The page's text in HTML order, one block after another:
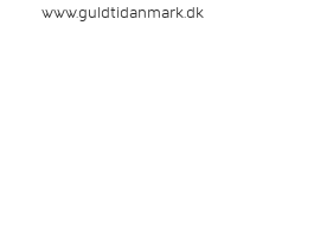
www.guldtidanmark.dk